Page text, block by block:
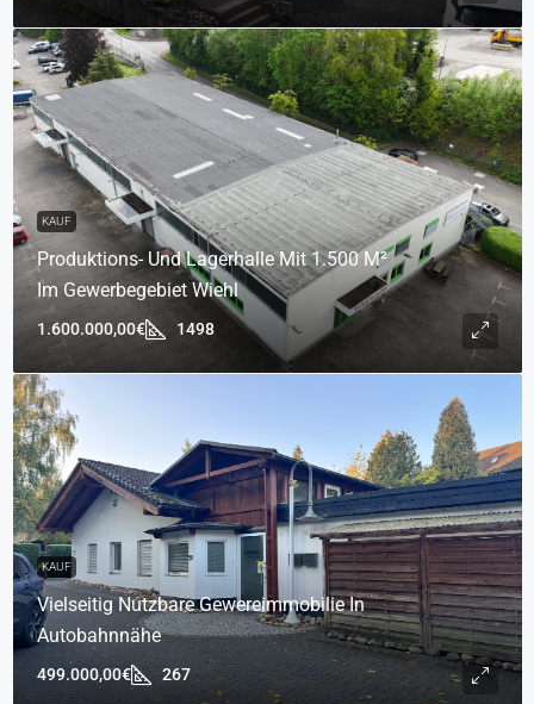
KAUF
Produktions- Und Lagerhalle Mit 1.500 M²
Im Gewerbegebiet Wiehl
1.600.000,00€ 1498
KAUF
Vielseitig Nutzbare Gewereimmobilie In
Autobahnnähe
499.000,00€ 267